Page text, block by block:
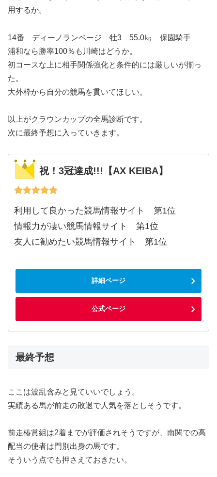
用するか。
14番 ディーノランページ 牡3 55.0㎏ 保園騎手
浦和なら勝率100％も川崎はどうか。
初コースな上に相手関係強化と条件的には厳しいが揃っ
た。
大外枠から自分の競馬を貫いてほしい。
以上がクラウンカップの全馬診断です。
次に最終予想に入っていきます。
祝！3冠達成!!!【AX KEIBA】
利用して良かった競馬情報サイト 第1位
情報力が凄い競馬情報サイト 第1位
友人に勧めたい競馬情報サイト 第1位
詳細ページ
公式ページ
最終予想
ここは波乱含みと見ていいでしょう。
実績ある馬が前走の敗退で人気を落としそうです。
前走椿賞組は2着までが評価されそうですが、南関での高
配当の使者は門別出身の馬です。
そういう点でも押さえておきたい。